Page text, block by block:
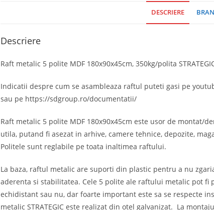
DESCRIERE
Descriere
Raft metalic 5 polite MDF 180x90x45cm, 350kg/polita
Indicatii despre cum se asambleaza raftul puteti gasi pe
sau pe https://sdgroup.ro/documentatii/
Raft metalic 5 polite MDF 180x90x45cm este usor de montat/
utila, putand fi asezat in arhive, camere tehnice, depozite,
Politele sunt reglabile pe toata inaltimea raftului.
La baza, raftul metalic are suporti din plastic pentru a nu
aderenta si stabilitatea. Cele 5 polite ale raftului metalic pot
echidistant sau nu, dar foarte important este sa se respecte
metalic STRATEGIC este realizat din otel galvanizat. La